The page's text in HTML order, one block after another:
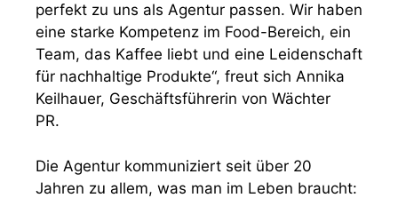
perfekt zu uns als Agentur passen. Wir haben
eine starke Kompetenz im Food-Bereich, ein
Team, das Kaffee liebt und eine Leidenschaft
für nachhaltige Produkte“, freut sich Annika
Keilhauer, Geschäftsführerin von Wächter
PR.
Die Agentur kommuniziert seit über 20
Jahren zu allem, was man im Leben braucht: